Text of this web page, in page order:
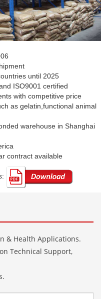
until 2025
ISO9001 certified
with competitive price
as gelatin,functional animal
warehouse in Shanghai
contract available